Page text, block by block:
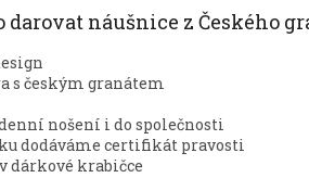
darovat náušnice z Českého
s českým granátem
nošení i do společnosti
dodáváme certifikát pravosti
dárkové krabičce